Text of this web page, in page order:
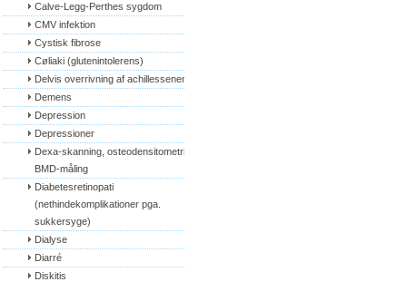
Calve-Legg-Perthes sygdom
CMV infektion
Cystisk fibrose
Cøliaki (glutenintolerens)
Delvis overrivning af achillessenen
Demens
Depression
Depressioner
Dexa-skanning, osteodensitometri,
BMD-måling
Diabetesretinopati
(nethindekomplikationer pga.
sukkersyge)
Dialyse
Diarré
Diskitis